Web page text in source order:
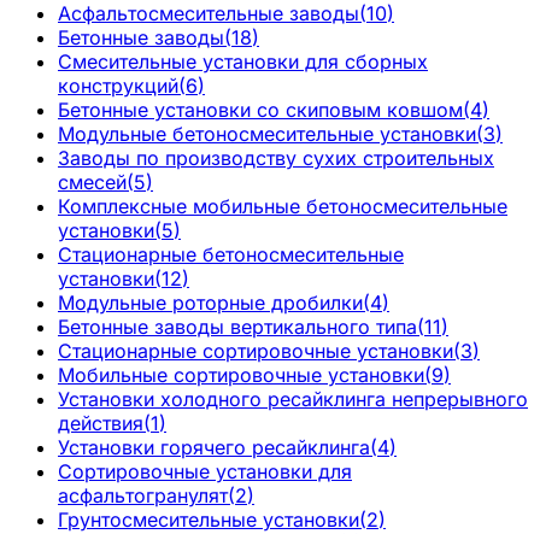
Асфальтосмесительные заводы(10)
Бетонные заводы(18)
Смесительные установки для сборных
конструкций(6)
Бетонные установки со скиповым ковшом(4)
Модульные бетоносмесительные установки(3)
Заводы по производству сухих строительных
смесей(5)
Комплексные мобильные бетоносмесительные
установки(5)
Стационарные бетоносмесительные
установки(12)
Модульные роторные дробилки(4)
Бетонные заводы вертикального типа(11)
Стационарные сортировочные установки(3)
Мобильные сортировочные установки(9)
Установки холодного ресайклинга непрерывного
действия(1)
Установки горячего ресайклинга(4)
Сортировочные установки для
асфальтогранулят(2)
Грунтосмесительные установки(2)